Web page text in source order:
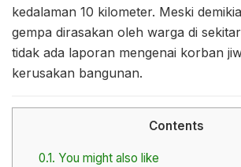
kedalaman 10 kilometer. Meski
gempa dirasakan oleh warga di
tidak ada laporan mengenai korban
kerusakan bangunan.
Contents
0.1. You might also like